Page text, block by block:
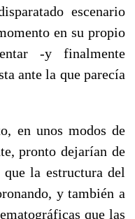
escenario
en su propio
-y finalmente
ante la que parecía
en unos modos de
pronto dejarían de
la estructura del
y también a
que las